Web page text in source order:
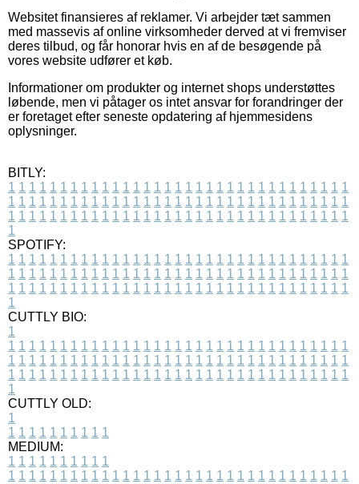
Websitet finansieres af reklamer. Vi arbejder tæt sammen
med massevis af online virksomheder derved at vi fremviser
deres tilbud, og får honorar hvis en af de besøgende på
vores website udfører et køb.
Informationer om produkter og internet shops understøttes
løbende, men vi påtager os intet ansvar for forandringer der
er foretaget efter seneste opdatering af hjemmesidens
oplysninger.
BITLY:
1 1 1 1 1 1 1 1 1 1 1 1 1 1 1 1 1 1 1 1 1 1 1 1 1 1 1 1 1 1 1 1 1
1 1 1 1 1 1 1 1 1 1 1 1 1 1 1 1 1 1 1 1 1 1 1 1 1 1 1 1 1 1 1 1 1
1 1 1 1 1 1 1 1 1 1 1 1 1 1 1 1 1 1 1 1 1 1 1 1 1 1 1 1 1 1 1 1 1
1
SPOTIFY:
1 1 1 1 1 1 1 1 1 1 1 1 1 1 1 1 1 1 1 1 1 1 1 1 1 1 1 1 1 1 1 1 1
1 1 1 1 1 1 1 1 1 1 1 1 1 1 1 1 1 1 1 1 1 1 1 1 1 1 1 1 1 1 1 1 1
1 1 1 1 1 1 1 1 1 1 1 1 1 1 1 1 1 1 1 1 1 1 1 1 1 1 1 1 1 1 1 1 1
1
CUTTLY BIO:
1
1 1 1 1 1 1 1 1 1 1 1 1 1 1 1 1 1 1 1 1 1 1 1 1 1 1 1 1 1 1 1 1 1
1 1 1 1 1 1 1 1 1 1 1 1 1 1 1 1 1 1 1 1 1 1 1 1 1 1 1 1 1 1 1 1 1
1 1 1 1 1 1 1 1 1 1 1 1 1 1 1 1 1 1 1 1 1 1 1 1 1 1 1 1 1 1 1 1 1
1
CUTTLY OLD:
1
1 1 1 1 1 1 1 1 1 1
MEDIUM:
1 1 1 1 1 1 1 1 1 1
1 1 1 1 1 1 1 1 1 1 1 1 1 1 1 1 1 1 1 1 1 1 1 1 1 1 1 1 1 1 1 1 1